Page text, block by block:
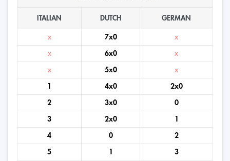
ITALIAN DUTCH GERMAN
x 7x0 x
x 6x0 x
x 5x0 x
1 4x0 2x0
2 3x0 0
3 2x0 1
4 0 2
5 1 3